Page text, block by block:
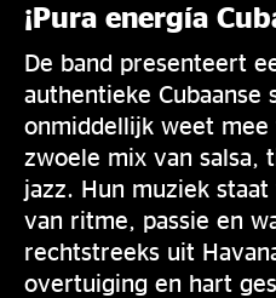
¡Pura energía
De band presenteert
authentieke Cubaanse
onmiddellijk weet
zwoele mix van salsa,
jazz. Hun muziek
van ritme, passie en
rechtstreeks uit
overtuiging en hart